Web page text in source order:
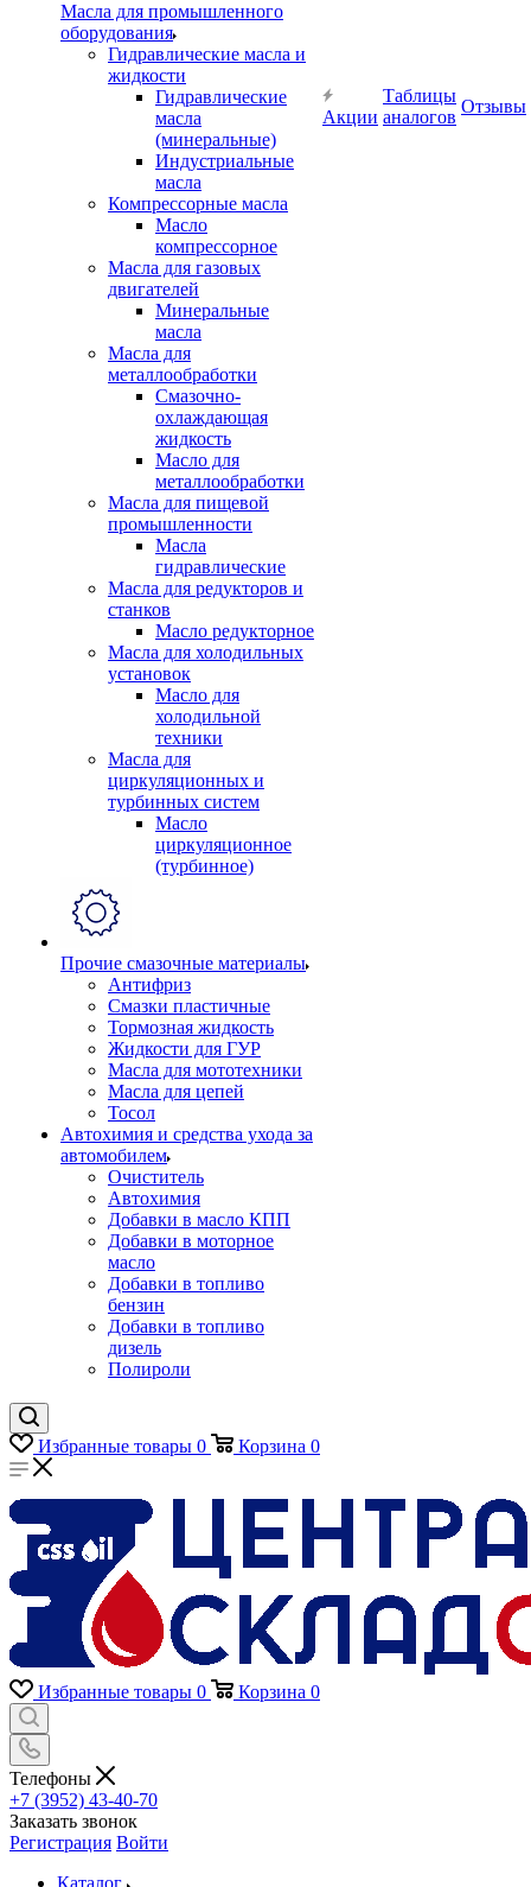
Масла для промышленного
оборудования
Гидравлические масла и
жидкости
Гидравлические
масла
(минеральные)
Индустриальные
масла
Компрессорные масла
Масло
компрессорное
Масла для газовых
двигателей
Минеральные
масла
Масла для
металлообработки
Смазочно-
охлаждающая
жидкость
Масло для
металлообработки
Масла для пищевой
промышленности
Масла
гидравлические
Масла для редукторов и
станков
Масло редукторное
Масла для холодильных
установок
Масло для
холодильной
техники
Масла для
циркуляционных и
турбинных систем
Масло
циркуляционное
(турбинное)
Прочие смазочные материалы
Антифриз
Смазки пластичные
Тормозная жидкость
Жидкости для ГУР
Масла для мототехники
Масла для цепей
Тосол
Автохимия и средства ухода за
автомобилем
Очиститель
Автохимия
Добавки в масло КПП
Добавки в моторное
масло
Добавки в топливо
бензин
Добавки в топливо
дизель
Полироли
Акции
Таблицы
аналогов
Отзывы
Избранные товары 0 Корзина 0
Избранные товары 0 Корзина 0
Телефоны
+7 (3952) 43-40-70
Заказать звонок
Регистрация Войти
Каталог